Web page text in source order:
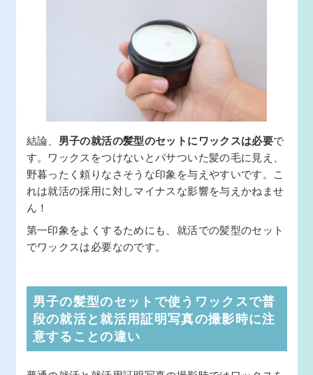
結論、 男子の就活の髪型のセットにワックスは必要で
す。ワックスをつけないとパサついた髪の毛に見え、
野暮ったく頼りなさそうな印象を与えやすいです。こ
れは就活の採用に対しマイナスな影響を与えかねませ
ん！
第一印象をよくするためにも、就活での髪型のセット
でワックスは必要なのです。
男子の髪型のセットで使うワックスで普
段の就活と就活用証明写真の撮影時に注
意することの違い